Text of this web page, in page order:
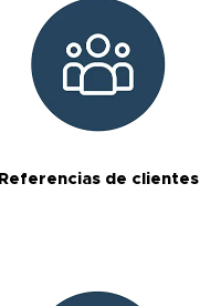
Referencias de clientes